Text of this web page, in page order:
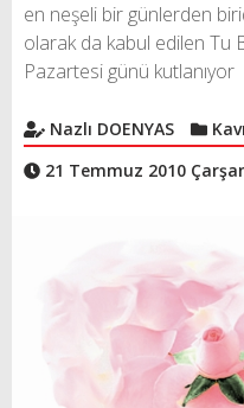
en neşeli bir günlerden
olarak da kabul edilen Tu
Pazartesi günü kutlanıyor
Nazlı DOENYAS
21 Temmuz 2010